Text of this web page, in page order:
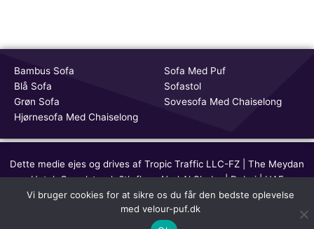
Bambus Sofa
Blå Sofa
Grøn Sofa
Hjørnesofa Med Chaiselong
Sofa Med Puf
Sofastol
Sovesofa Med Chaiselong
Dette medie ejes og drives af Tropic Traffic LLC-FZ | The Meydan
Hotel, Grandstand, 6th floor, Nad Al Sheba | Dubai | UAE
Copyright © 2026 Velour Puf | All rights reserved
Vi bruger cookies for at sikre os du får den bedste oplevelse
med velour-puf.dk